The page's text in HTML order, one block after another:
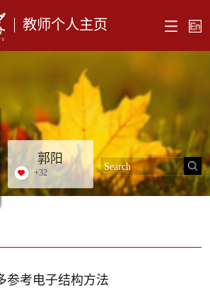
教师个人主页
郭阳
+32
参考电子结构方法